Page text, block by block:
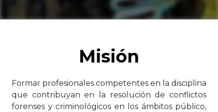
Misión
Formar profesionales competentes en la disciplina
que contribuyan en la resolución de conflictos
forenses y criminológicos en los ámbitos público,